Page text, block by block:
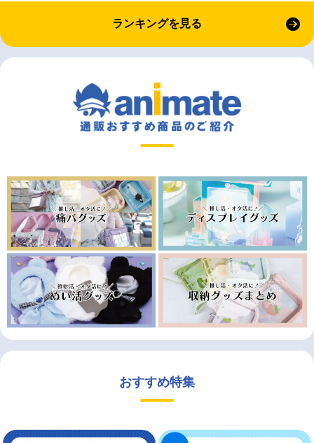
ランキングを見る
おすすめ特集